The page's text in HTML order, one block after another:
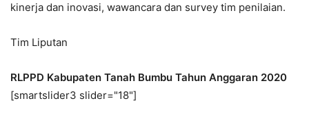
kinerja dan inovasi, wawancara dan survey tim penilaian.
Tim Liputan
RLPPD Kabupaten Tanah Bumbu Tahun Anggaran 2020
[smartslider3 slider="18"]